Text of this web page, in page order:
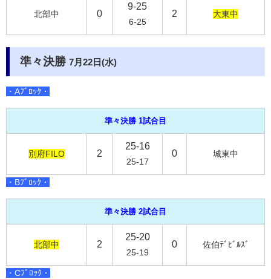
北部中 0
9-25
6-25
2 大東中
準々決勝 7月22日(水)
・Aﾌﾞﾛｯｸ・
準々決勝 1試合目
別府FILO 2
25-16
25-17
0 城東中
・Bﾌﾞﾛｯｸ・
準々決勝 2試合目
北部中 2
25-20
25-19
0 佐伯ﾃﾞﾋﾞﾙｽﾞ
・Cﾌﾞﾛｯｸ・